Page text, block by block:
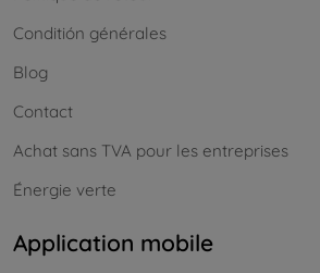
Conditión générales
Blog
Contact
Achat sans TVA pour les entreprises
Énergie verte
Application mobile